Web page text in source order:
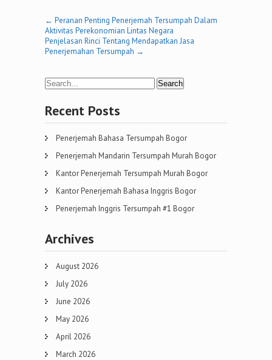
Post
navigation
← Peranan Penting Penerjemah Tersumpah Dalam
Aktivitas Perekonomian Lintas Negara
Penjelasan Rinci Tentang Mendapatkan Jasa
Penerjemahan Tersumpah →
Recent Posts
Penerjemah Bahasa Tersumpah Bogor
Penerjemah Mandarin Tersumpah Murah Bogor
Kantor Penerjemah Tersumpah Murah Bogor
Kantor Penerjemah Bahasa Inggris Bogor
Penerjemah Inggris Tersumpah #1 Bogor
Archives
August 2026
July 2026
June 2026
May 2026
April 2026
March 2026